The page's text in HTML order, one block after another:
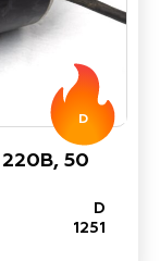
D
50
D
1251